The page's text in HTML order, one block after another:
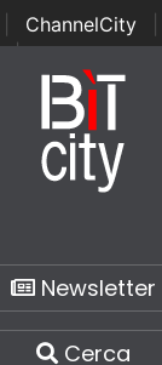
ChannelCity
| Italian
Italian
Newsletter
Cerca